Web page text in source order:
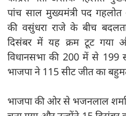
पांच साल मुख्यमंत्री पद गहलोत
की वसुंधरा राजे के बीच
दिसंबर में यह क्रम टूट गया
विधानसभा की 200 में से 199
भाजपा ने 115 सीट जीत का
भाजपा की ओर से भजनलाल